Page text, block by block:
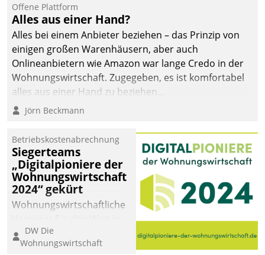
einsehen und ändern
oder
Schadensmeldungen
abgeben – rund um die
Uhr.
Offene Plattform
Alles aus einer Hand?
Alles bei einem Anbieter beziehen – das Prinzip von
einigen großen Warenhäusern, aber auch
Onlineanbietern wie Amazon war lange Credo in der
Wohnungswirtschaft. Zugegeben, es ist komfortabel
alles aus einer Hand zu beziehen...
Jörn Beckmann
Betriebskostenabrechnung
Siegerteams
„Digitalpioniere der
Wohnungswirtschaft
2024“ gekürt
Wohnungswirtschaftliche
eine digitale Zukunft zu
finden, ist das Ziel des
DW Die
Wohnungswirtschaft